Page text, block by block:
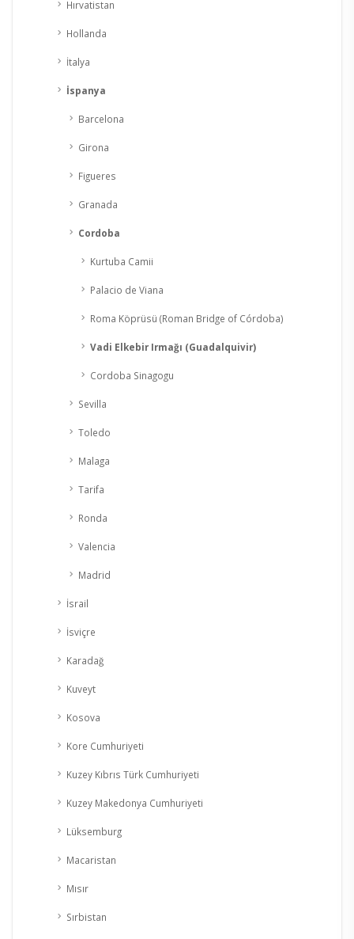
Hırvatistan
Hollanda
İtalya
İspanya
Barcelona
Girona
Figueres
Granada
Cordoba
Kurtuba Camii
Palacio de Viana
Roma Köprüsü (Roman Bridge of Córdoba)
Vadi Elkebir Irmağı (Guadalquivir)
Cordoba Sinagogu
Sevilla
Toledo
Malaga
Tarifa
Ronda
Valencia
Madrid
İsrail
İsviçre
Karadağ
Kuveyt
Kosova
Kore Cumhuriyeti
Kuzey Kıbrıs Türk Cumhuriyeti
Kuzey Makedonya Cumhuriyeti
Lüksemburg
Macaristan
Mısır
Sırbistan